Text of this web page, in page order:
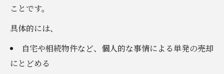
ことです。
具体的には、
自宅や相続物件など、個人的な事情による単発の売却
にとどめる